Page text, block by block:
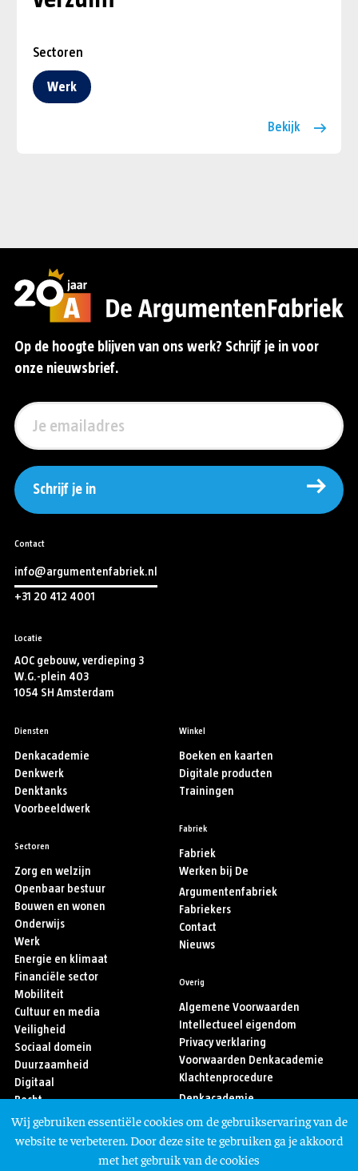
Sectoren
Werk
Bekijk
Op de hoogte blijven van ons werk? Schrijf je in voor
onze nieuwsbrief.
Schrijf je in
Contact
info@argumentenfabriek.nl
+31 20 412 4001
Locatie
AOC gebouw, verdieping 3
W.G.-plein 403
1054 SH Amsterdam
Diensten
Denkacademie
Denkwerk
Denktanks
Voorbeeldwerk
Sectoren
Zorg en welzijn
Openbaar bestuur
Bouwen en wonen
Onderwijs
Werk
Energie en klimaat
Financiële sector
Mobiliteit
Cultuur en media
Veiligheid
Sociaal domein
Duurzaamheid
Digitaal
Recht
Sport
Asiel en migratie
Winkel
Boeken en kaarten
Digitale producten
Trainingen
Fabriek
Fabriek
Werken bij De
Argumentenfabriek
Fabriekers
Contact
Nieuws
Overig
Algemene Voorwaarden
Intellectueel eigendom
Privacy verklaring
Voorwaarden Denkacademie
Klachtenprocedure
Denkacademie
Volg ons
Wij gebruiken essentiële cookies om de gebruikservaring van de
website te verbeteren. Door deze site te gebruiken ga je akkoord
met het gebruik van de cookies